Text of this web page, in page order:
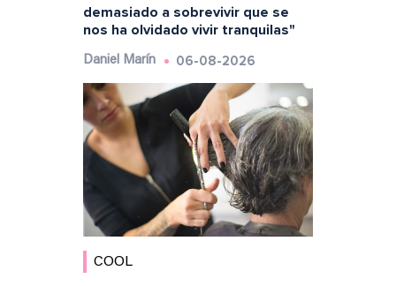
demasiado a sobrevivir que se
nos ha olvidado vivir tranquilas"
Daniel Marín 06-08-2026
COOL